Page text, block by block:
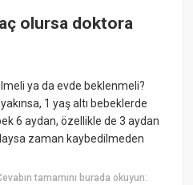
olursa doktora
ya da evde beklenmeli?
1 yaş altı bebeklerde
6 aydan, özellikle de 3 aydan
zaman kaybedilmeden
tamamını burada okuyun: